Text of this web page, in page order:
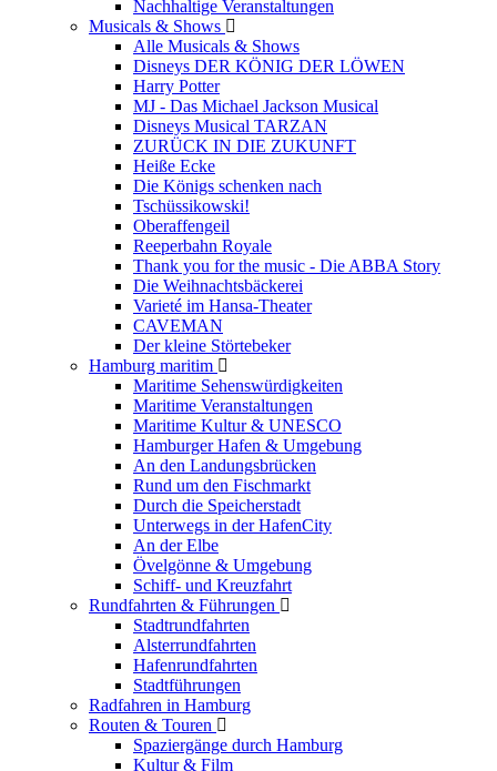
Nachhaltige Veranstaltungen
Musicals & Shows
Alle Musicals & Shows
Disneys DER KÖNIG DER LÖWEN
Harry Potter
MJ - Das Michael Jackson Musical
Disneys Musical TARZAN
ZURÜCK IN DIE ZUKUNFT
Heiße Ecke
Die Königs schenken nach
Tschüssikowski!
Oberaffengeil
Reeperbahn Royale
Thank you for the music - Die ABBA Story
Die Weihnachtsbäckerei
Varieté im Hansa-Theater
CAVEMAN
Der kleine Störtebeker
Hamburg maritim
Maritime Sehenswürdigkeiten
Maritime Veranstaltungen
Maritime Kultur & UNESCO
Hamburger Hafen & Umgebung
An den Landungsbrücken
Rund um den Fischmarkt
Durch die Speicherstadt
Unterwegs in der HafenCity
An der Elbe
Övelgönne & Umgebung
Schiff- und Kreuzfahrt
Rundfahrten & Führungen
Stadtrundfahrten
Alsterrundfahrten
Hafenrundfahrten
Stadtführungen
Radfahren in Hamburg
Routen & Touren
Spaziergänge durch Hamburg
Kultur & Film